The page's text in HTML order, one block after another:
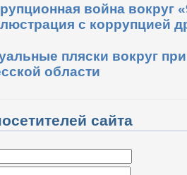
война вокруг
люстрация с коррупцией
пляски вокруг
области
сайта